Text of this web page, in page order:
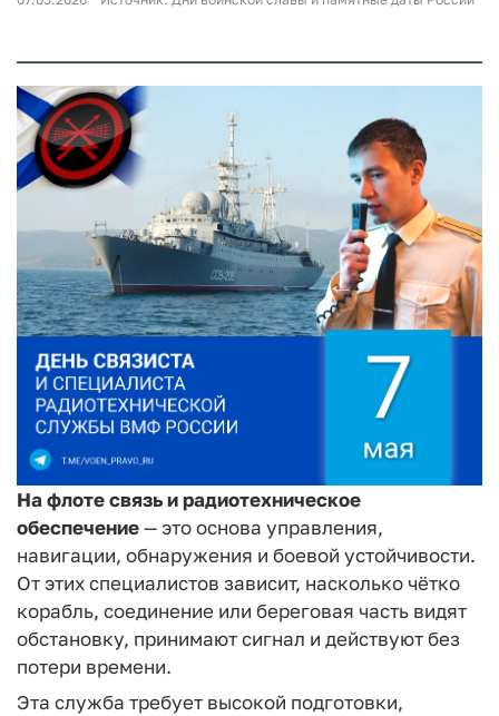
На флоте связь и радиотехническое
обеспечение— это основа управления,
навигации, обнаружения и боевой устойчивости.
От этих специалистов зависит, насколько чётко
корабль, соединение или береговая часть видят
обстановку, принимают сигнал и действуют без
потери времени.
Эта служба требует высокой подготовки,